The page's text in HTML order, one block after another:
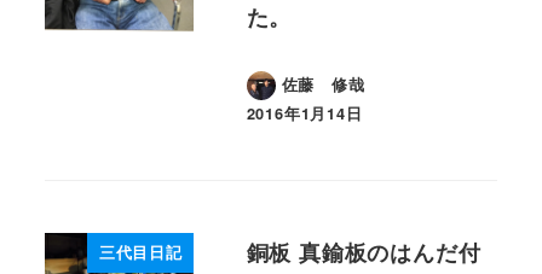
た。
佐藤 修哉
投稿日
2016年1月14日
三代目日記
銅板 真鍮板のはんだ付